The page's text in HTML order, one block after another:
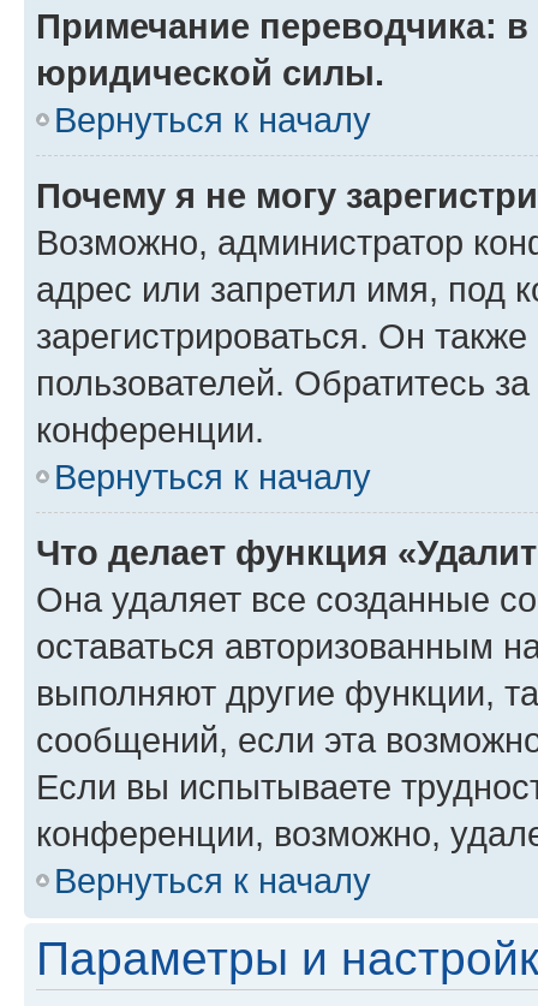
Примечание переводчика:
юридической силы.
Вернуться к началу
Почему я не могу
Возможно, администратор
адрес или запретил имя, под
зарегистрироваться. Он
пользователей. Обратитесь
конференции.
Вернуться к началу
Что делает функция
Она удаляет все созданные
оставаться авторизованным
выполняют другие функции,
сообщений, если эта
Если вы испытываете
конференции, возможно,
Вернуться к началу
Параметры и